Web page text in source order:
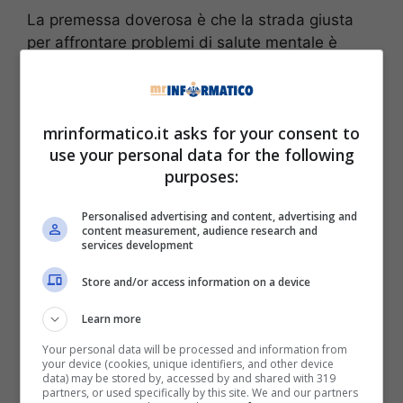
La premessa doverosa è che la strada giusta
per affrontare problemi di salute mentale è
siti web miracolosi in grado di farti guarire
emotivi e psicologici che tutti noi possiamo
incontrare nel nostro percorso di vita. Se senti
di aver bisogno d’aiuto, dunque, rivolgiti ad un
ha bisogno di ritrovare un po’ la strada in un
periodo confuso, ma non deve sostituirsi ad una
terapia.
mrinformatico.it asks for your consent to
use your personal data for the following
purposes:
Personalised advertising and content, advertising and
content measurement, audience research and
services development
Store and/or access information on a device
Learn more
Your personal data will be processed and information from
your device (cookies, unique identifiers, and other device
data) may be stored by, accessed by and shared with 319
partners, or used specifically by this site. We and our partners